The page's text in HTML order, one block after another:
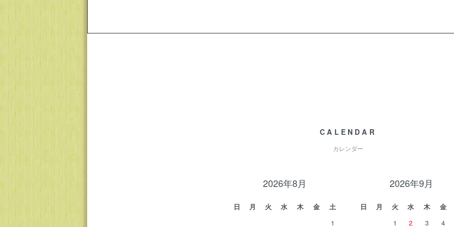
CALENDAR
カレンダー
2026年8月
日 月 火 水 木 金
土
1
2026年9月
日 月 火 水 木
金
1
2 3 4